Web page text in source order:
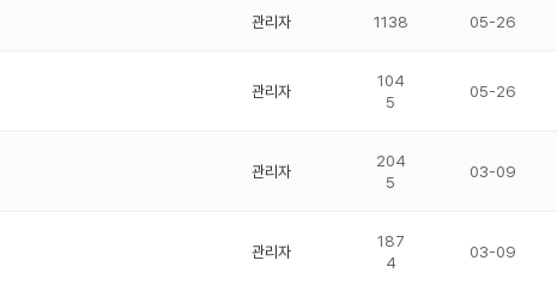
관리자 1138 05-26
관리자
104
5
05-26
관리자
204
5
03-09
관리자
187
4
03-09